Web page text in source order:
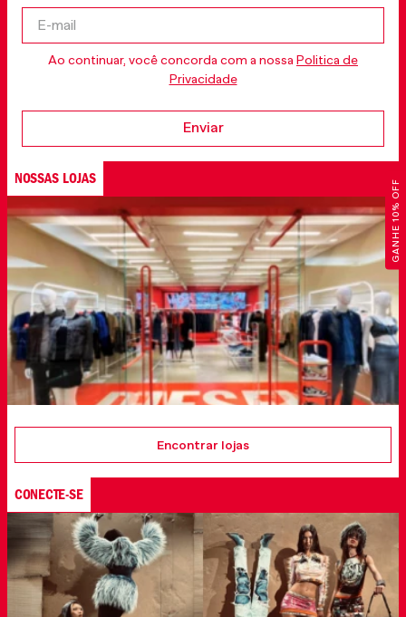
GANHE 10% OFF
Ao continuar, você concorda com a nossa Politica de
Privacidade
Enviar
NOSSAS LOJAS
Encontrar lojas
CONECTE-SE